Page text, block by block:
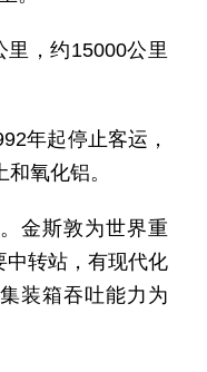
，约15000公里
年起停止客运，
氧化铝。
金斯敦为世界重
中转站，有现代化
装箱吞吐能力为